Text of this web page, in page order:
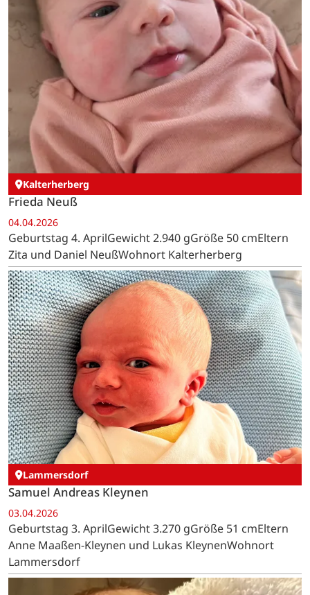
Kalterherberg
Frieda Neuß
04.04.2026
Geburtstag 4. AprilGewicht 2.940 gGröße 50 cmEltern
Zita und Daniel NeußWohnort Kalterherberg
Lammersdorf
Samuel Andreas Kleynen
03.04.2026
Geburtstag 3. AprilGewicht 3.270 gGröße 51 cmEltern
Anne Maaßen-Kleynen und Lukas KleynenWohnort
Lammersdorf